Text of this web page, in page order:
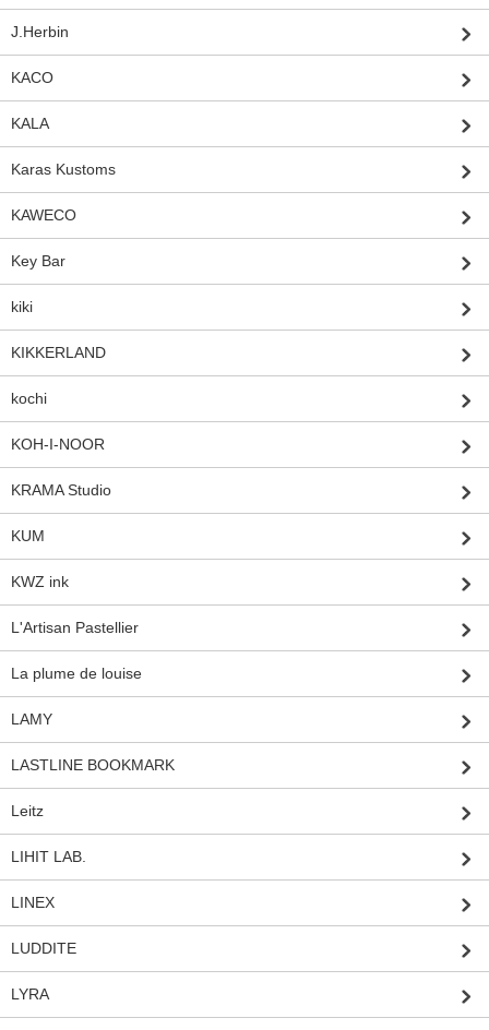
J.Herbin
KACO
KALA
Karas Kustoms
KAWECO
Key Bar
kiki
KIKKERLAND
kochi
KOH-I-NOOR
KRAMA Studio
KUM
KWZ ink
L'Artisan Pastellier
La plume de louise
LAMY
LASTLINE BOOKMARK
Leitz
LIHIT LAB.
LINEX
LUDDITE
LYRA